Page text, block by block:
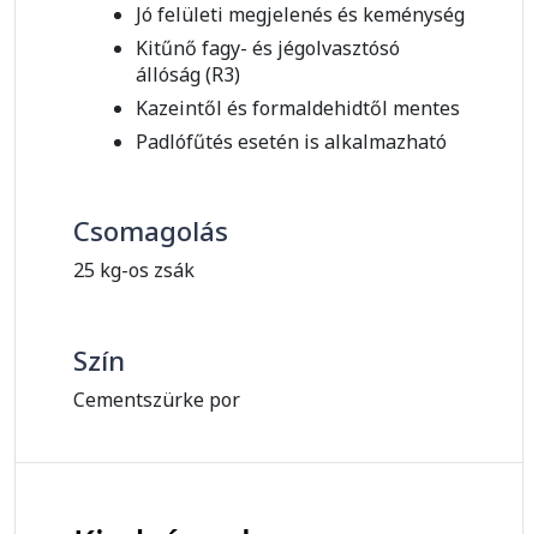
Jó felületi megjelenés és keménység
Kitűnő fagy- és jégolvasztósó
állóság (R3)
Kazeintől és formaldehidtől mentes
Padlófűtés esetén is alkalmazható
Csomagolás
25 kg-os zsák
Szín
Cementszürke por